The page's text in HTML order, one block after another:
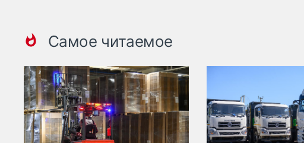
Самое читаемое